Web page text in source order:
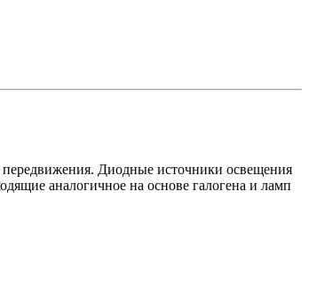
Диодные источники освещения
аналогичное на основе галогена и ламп